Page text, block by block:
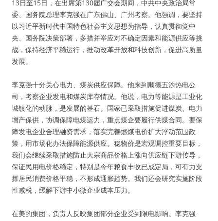
13日至15日，在出席第130届广交会期间，中共中央政治局常
委、国务院总理李克强在广东佛山、广州考察。他强调，要坚持
以习近平新时代中国特色社会主义思想为指导，认真贯彻党中
央、国务院决策部署，多措并举应对不确定因素和能源供应等挑
战，保持经济平稳运行，推动改革开放和科技创新，促进高质量
发展。
李克强十分关心电力、煤炭供应保障。他来到顺德五沙热电公
司，考察企业发电和煤炭库存情况。他说，电力等能源是工业化
城镇化的动脉，是发展的基石。国家已采取措施促进煤炭、电力
增产保供，协调保障电煤运力，重点煤企要履行供煤合同。要保
障发电企业合理融资需求，落实完善燃煤电价扩大浮动范围政
策，用市场化办法保障能源供应。稳物价是宏观调控重要目标，
我们会继续采取措施防止大宗商品价格上涨向供应链下游传导，
保证民用电价格稳定，特别是今年粮食丰收已成定局，可有力支
撑居民消费价格平稳，不形成通胀趋势。我们还会研究实施阶段
性减税，缓解下游中小微企业成本压力。
在美的集团，负责人反映集团部分企业受到限电影响。李克强